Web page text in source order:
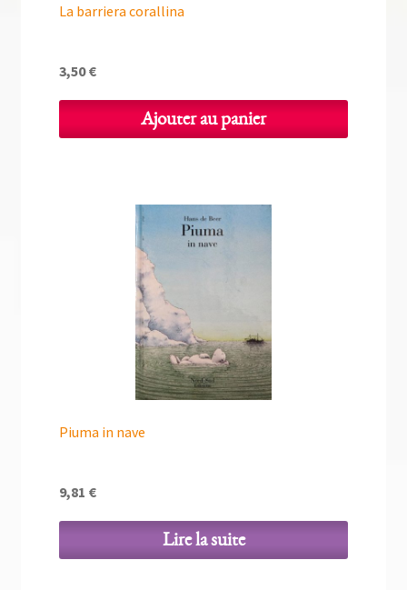
La barriera corallina
3,50€
Ajouter au panier
Piuma in nave
9,81 €
Lire la suite